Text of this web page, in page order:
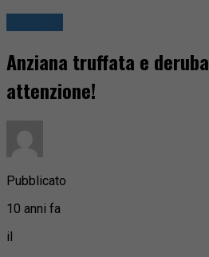
Anziana truffata e
attenzione!
Pubblicato
10 anni fa
il